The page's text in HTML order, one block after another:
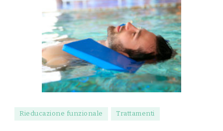
Rieducazione funzionale Trattamenti